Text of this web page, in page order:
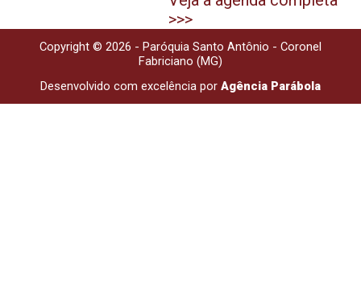
>>>
Copyright © 2026 - Paróquia Santo Antônio - Coronel
Fabriciano (MG)
Desenvolvido com excelência por Agência Parábola